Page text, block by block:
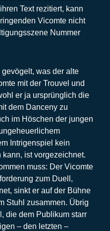
Text rezitiert, kann
Vicomte nicht
Nummer
was der alte
mit der Trouvel und
er ja ursprünglich die
dem Danceny zu
im Höschen der jungen
Intrigenspiel kein
ist vorgezeichnet.
muss: Der Vicomte
zum Duell,
sinkt er auf der Bühne
Stuhl zusammen. Übrig
die dem Publikum starr
– den letzten –